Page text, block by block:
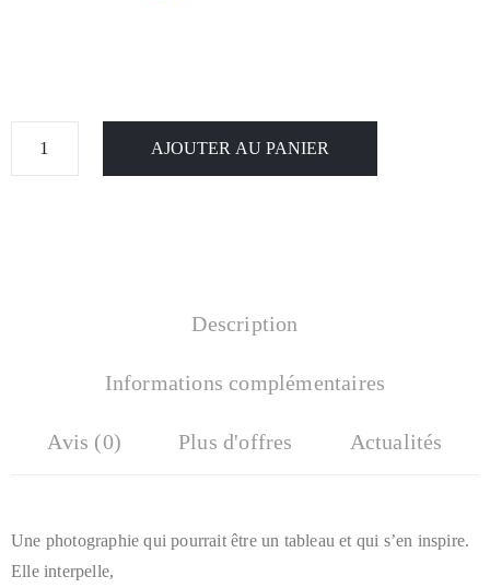
AJOUTER AU PANIER
Description
Informations complémentaires
Avis (0) Plus d'offres Actualités
Une photographie qui pourrait être un tableau et qui s’en inspire.
Elle interpelle,